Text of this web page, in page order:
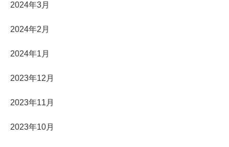
2024年3月
2024年2月
2024年1月
2023年12月
2023年11月
2023年10月